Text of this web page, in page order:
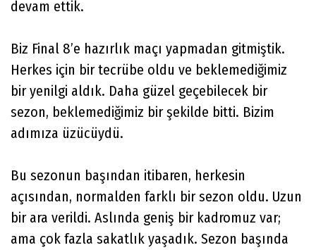
devam ettik.
Biz Final 8’e hazırlık maçı yapmadan gitmiştik.
Herkes için bir tecrübe oldu ve beklemediğimiz
bir yenilgi aldık. Daha güzel geçebilecek bir
sezon, beklemediğimiz bir şekilde bitti. Bizim
adımıza üzücüydü.
Bu sezonun başından itibaren, herkesin
açısından, normalden farklı bir sezon oldu. Uzun
bir ara verildi. Aslında geniş bir kadromuz var;
ama çok fazla sakatlık yaşadık. Sezon başında